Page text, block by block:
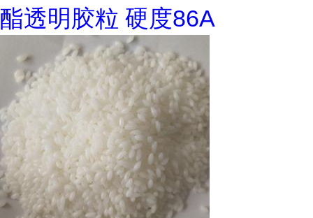
酯透明胶粒 硬度86A